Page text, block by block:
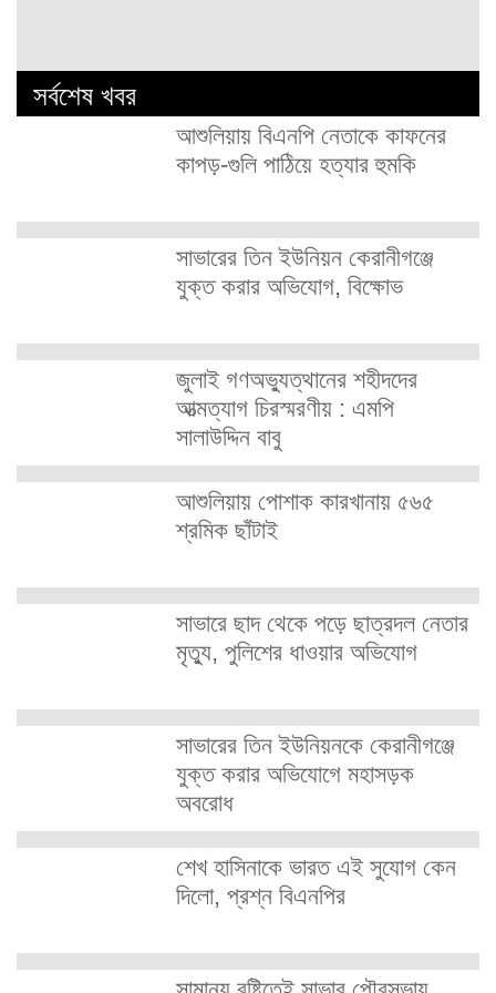
সর্বশেষ খবর
আশুলিয়ায় বিএনপি নেতাকে কাফনের
কাপড়-গুলি পাঠিয়ে হত্যার হুমকি
সাভারের তিন ইউনিয়ন কেরানীগঞ্জে
যুক্ত করার অভিযোগ, বিক্ষোভ
জুলাই গণঅভ্যুত্থানের শহীদদের
আত্মত্যাগ চিরস্মরণীয় : এমপি
সালাউদ্দিন বাবু
আশুলিয়ায় পোশাক কারখানায় ৫৬৫
শ্রমিক ছাঁটাই
সাভারে ছাদ থেকে পড়ে ছাত্রদল নেতার
মৃত্যু, পুলিশের ধাওয়ার অভিযোগ
সাভারের তিন ইউনিয়নকে কেরানীগঞ্জে
যুক্ত করার অভিযোগে মহাসড়ক
অবরোধ
শেখ হাসিনাকে ভারত এই সুযোগ কেন
দিলো, প্রশ্ন বিএনপির